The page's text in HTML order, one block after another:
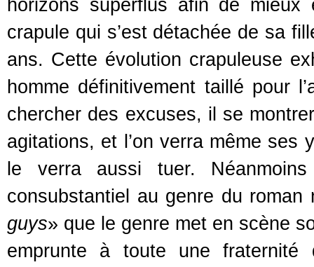
horizons superflus afin de mieux
crapule qui s’est détachée de sa
ans. Cette évolution crapuleuse
homme définitivement taillé pour
chercher des excuses, il se
agitations, et l’on verra même ses
le verra aussi tuer.
consubstantiel au genre du
guys» que le genre met en scène
emprunte à toute une fraternité